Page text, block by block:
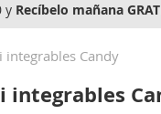
y Recíbelo mañana
Candy
integrables